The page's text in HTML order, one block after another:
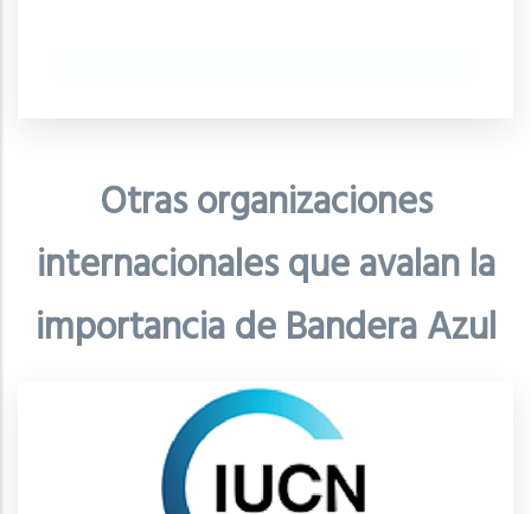
Otras organizaciones
internacionales que avalan la
importancia de Bandera Azul